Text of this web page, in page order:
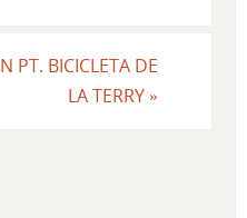
PT. BICICLETA DE
LA TERRY »